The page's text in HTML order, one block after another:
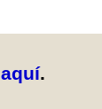
aquí.